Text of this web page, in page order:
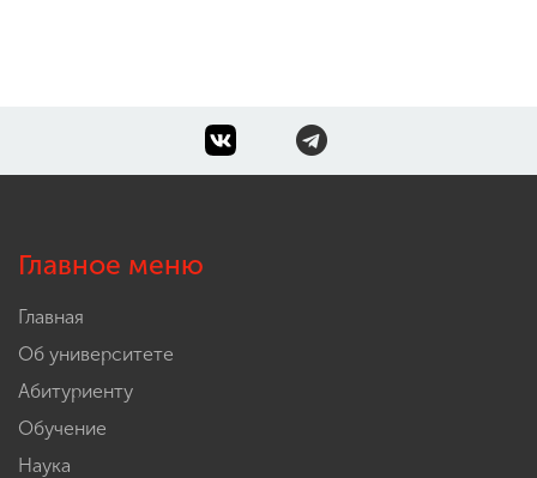
Главное меню
Главная
Об университете
Абитуриенту
Обучение
Наука